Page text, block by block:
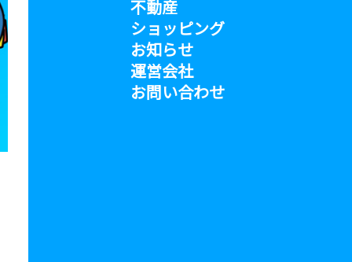
不動産
ショッピング
お知らせ
運営会社
お問い合わせ